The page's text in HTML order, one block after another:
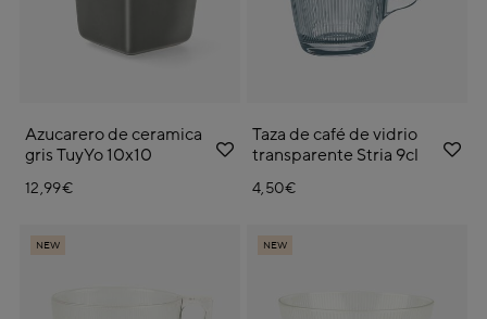
Azucarero de ceramica
gris TuyYo 10x10
12,99€
Taza de café de vidrio
transparente Stria 9cl
4,50€
NEW NEW